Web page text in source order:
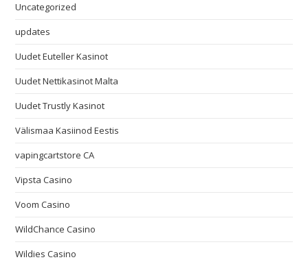
Uncategorized
updates
Uudet Euteller Kasinot
Uudet Nettikasinot Malta
Uudet Trustly Kasinot
Välismaa Kasiinod Eestis
vapingcartstore CA
Vipsta Casino
Voom Casino
WildChance Casino
Wildies Casino